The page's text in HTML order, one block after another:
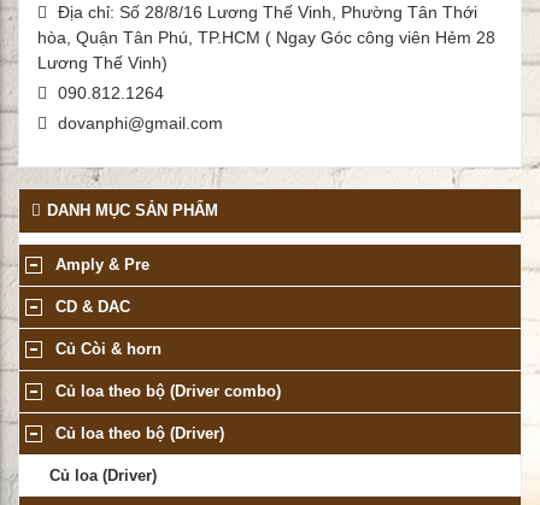
Địa chỉ: Số 28/8/16 Lương Thế Vinh, Phường Tân Thới
hòa, Quận Tân Phú, TP.HCM ( Ngay Góc công viên Hẻm 28
Lương Thế Vinh)
090.812.1264
dovanphi@gmail.com
DANH MỤC SẢN PHẨM
Amply & Pre
CD & DAC
Củ Còi & horn
Củ loa theo bộ (Driver combo)
Củ loa theo bộ (Driver)
Củ loa (Driver)